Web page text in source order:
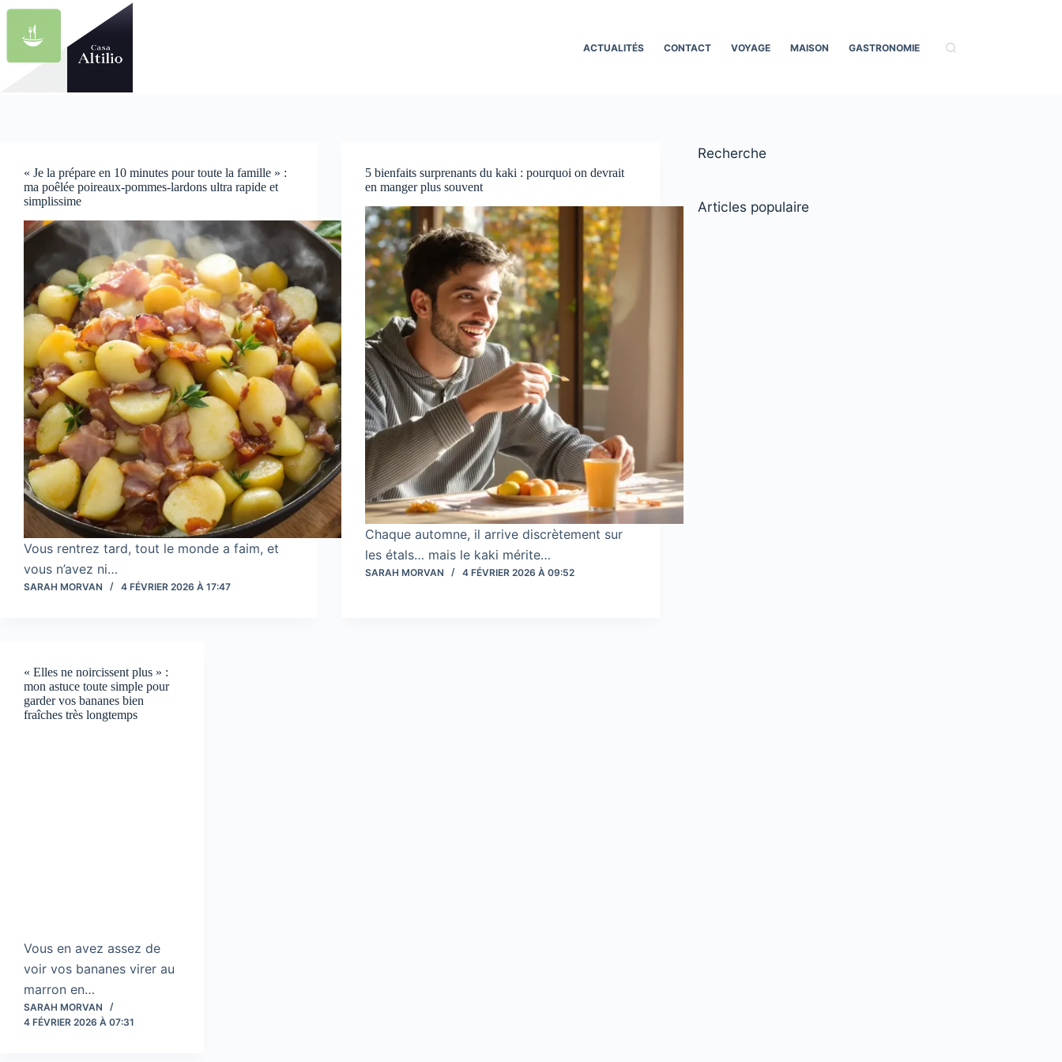
Passer
contenu
ACTUALITÉS CONTACT VOYAGE MAISON GASTRONOMIE
« Je la prépare en 10 minutes pour toute la famille » :
ma poêlée poireaux-pommes-lardons ultra rapide et
simplissime
Vous rentrez tard, tout le monde a faim, et
vous n’avez ni…
SARAH MORVAN 4 FÉVRIER 2026 À 17:47
5 bienfaits surprenants du kaki : pourquoi on devrait
en manger plus souvent
Chaque automne, il arrive discrètement sur
les étals… mais le kaki mérite…
SARAH MORVAN 4 FÉVRIER 2026 À 09:52
« Elles ne noircissent plus » :
mon astuce toute simple pour
garder vos bananes bien
fraîches très longtemps
Vous en avez assez de
voir vos bananes virer au
marron en…
SARAH MORVAN
4 FÉVRIER 2026 À 07:31
Recherche
Articles populaire